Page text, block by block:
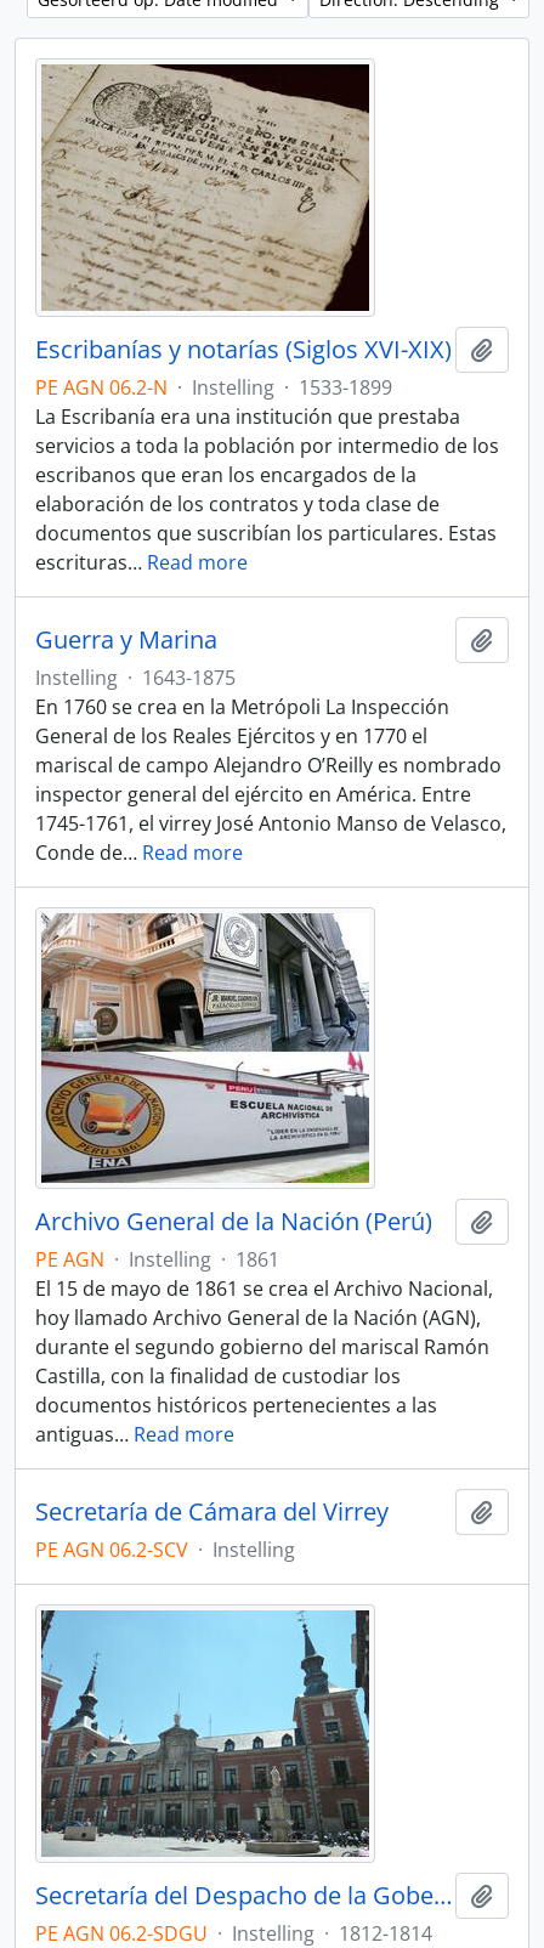
Escribanías y notarías (Siglos XVI-XIX)
PE AGN 06.2-N · Instelling · 1533-1899
La Escribanía era una institución que prestaba
servicios a toda la población por intermedio de los
escribanos que eran los encargados de la
elaboración de los contratos y toda clase de
documentos que suscribían los particulares. Estas
escrituras… Read more
Guerra y Marina
Instelling · 1643-1875
En 1760 se crea en la Metrópoli La Inspección
General de los Reales Ejércitos y en 1770 el
mariscal de campo Alejandro O’Reilly es nombrado
inspector general del ejército en América. Entre
1745-1761, el virrey José Antonio Manso de Velasco,
Conde de… Read more
Archivo General de la Nación (Perú)
PE AGN · Instelling · 1861
El 15 de mayo de 1861 se crea el Archivo Nacional,
hoy llamado Archivo General de la Nación (AGN),
durante el segundo gobierno del mariscal Ramón
Castilla, con la finalidad de custodiar los
documentos históricos pertenecientes a las
antiguas… Read more
Secretaría de Cámara del Virrey
PE AGN 06.2-SCV · Instelling
Secretaría del Despacho de la Gobernación de Ultramar
PE AGN 06.2-SDGU · Instelling · 1812-1814